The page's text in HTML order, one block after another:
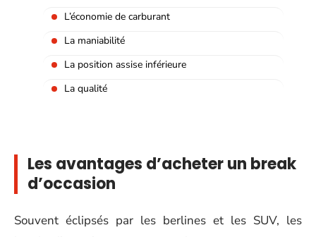
L’économie de carburant
La maniabilité
La position assise inférieure
La qualité
Les avantages d’acheter un break
d’occasion
Souvent éclipsés par les berlines et les SUV, les